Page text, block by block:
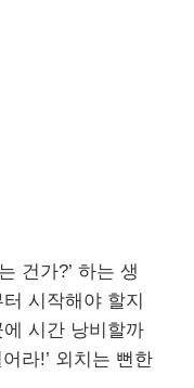
건가?’ 하는 생
시작해야 할지
시간 낭비할까
라!’ 외치는 뻔한